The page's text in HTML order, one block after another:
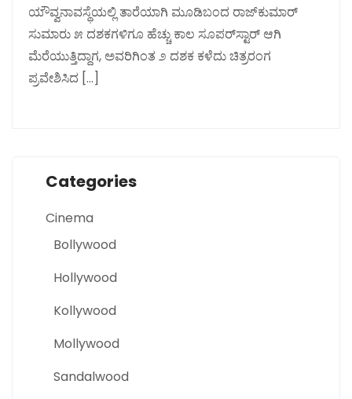
ಯೌವ್ವನಾವಸ್ಥೆಯಲ್ಲಿ ತಾರೆಯಾಗಿ ಮೂಡಿಬಂದ ರಾಜ್‌ಕುಮಾರ್
ಸುಮಾರು ೫ ದಶಕಗಳಿಗೂ ಹೆಚ್ಚು ಕಾಲ ಸೂಪರ್‌ಸ್ಟಾರ್ ಆಗಿ
ಮೆರೆಯುತ್ತಿದ್ದಾಗ, ಅವರಿಗಿಂತ ೨ ದಶಕ ಕಳೆದು ಚಿತ್ರರಂಗ
ಪ್ರವೇಶಿಸಿದ […]
Categories
Cinema
Bollywood
Hollywood
Kollywood
Mollywood
Sandalwood